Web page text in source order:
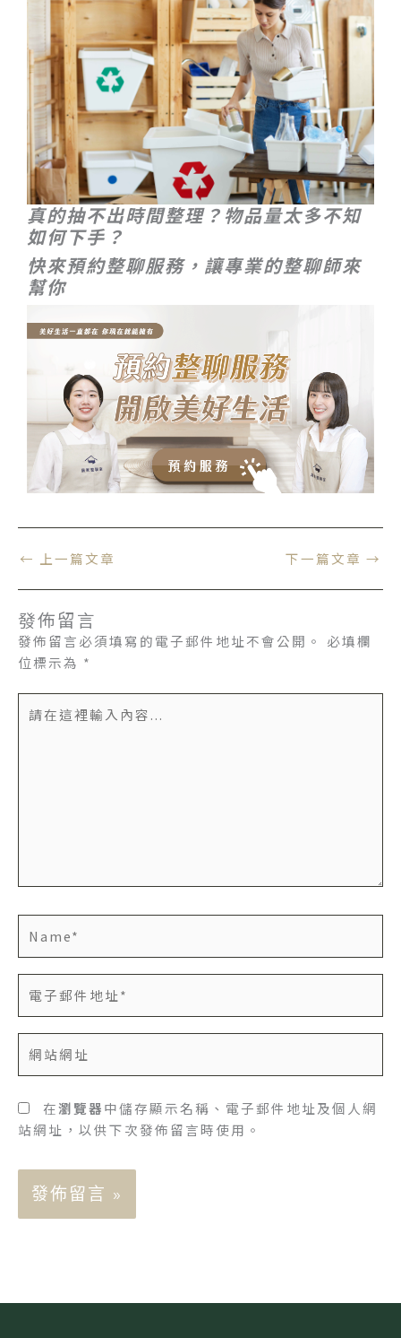
真的抽不出時間整理？物品量太多不知
如何下手？
快來預約整聊服務，讓專業的整聊師來
幫你
← 上一篇文章 下一篇文章 →
發佈留言
發佈留言必須填寫的電子郵件地址不會公開。
必填欄
位標示為 *
在
子
件
*
站
址
在瀏覽器中儲存顯示名稱、電子郵件地址及個人網
站網址，以供下次發佈留言時使用。